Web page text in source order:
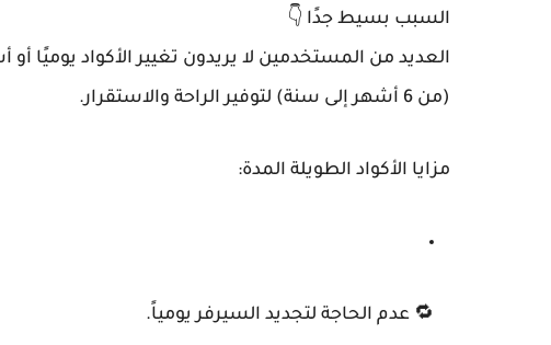
السبب بسيط جدًا 👇
العديد من المستخدمين لا يريدون تغيير الأكواد يوميًا
(من 6 أشهر إلى سنة)
لتوفير الراحة والاستقرار.
مزايا الأكواد الطويلة المدة:
🔁 عدم الحاجة لتجديد السيرفر يومياً.